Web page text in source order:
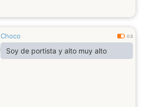
Choco 0.5
Soy de portista y alto muy alto